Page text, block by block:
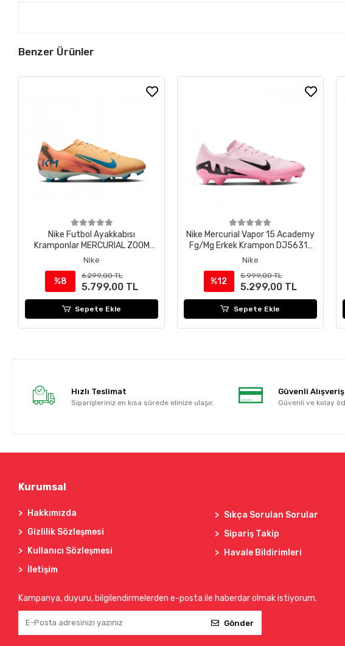
Benzer Ürünler
Nike Futbol Ayakkabısı
Kramponlar MERCURIAL ZOOM
VAPOR 16 ACADEMY KM FG/MG
Nike
%8
6.299,00 TL
5.799,00 TL
Sepete Ekle
Nike Mercurial Vapor 15 Academy
Fg/Mg Erkek Krampon DJ5631-
601
Nike
%12
5.999,00 TL
5.299,00 TL
Sepete Ekle
Hızlı Teslimat
Siparişleriniz en kısa sürede elinize ulaşır.
Güvenli Alışveriş
Güvenli ve kolay
Kurumsal
Hakkımızda
Gizlilik Sözleşmesi
Kullanıcı Sözleşmesi
İletişim
Sıkça Sorulan Sorular
Sipariş Takip
Havale Bildirimleri
Kampanya, duyuru, bilgilendirmelerden e-posta ile haberdar olmak istiyorum.
Gönder